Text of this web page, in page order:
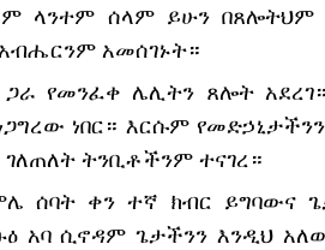
ላንተም ሰላም ይሁን በጸሎትህም
አመሰገኑት።
የመንፈቀ ሌሊትን ጸሎት
ነበር። እርሱም
ትንቢቶችንም ተናገረ።
ሰባት ቀን ተኛ ክብር ይግባውና
አባ ሲኖዳም ጌታችንን እንዲህ